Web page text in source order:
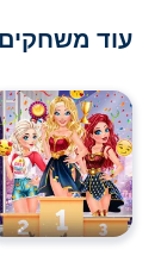
עוד